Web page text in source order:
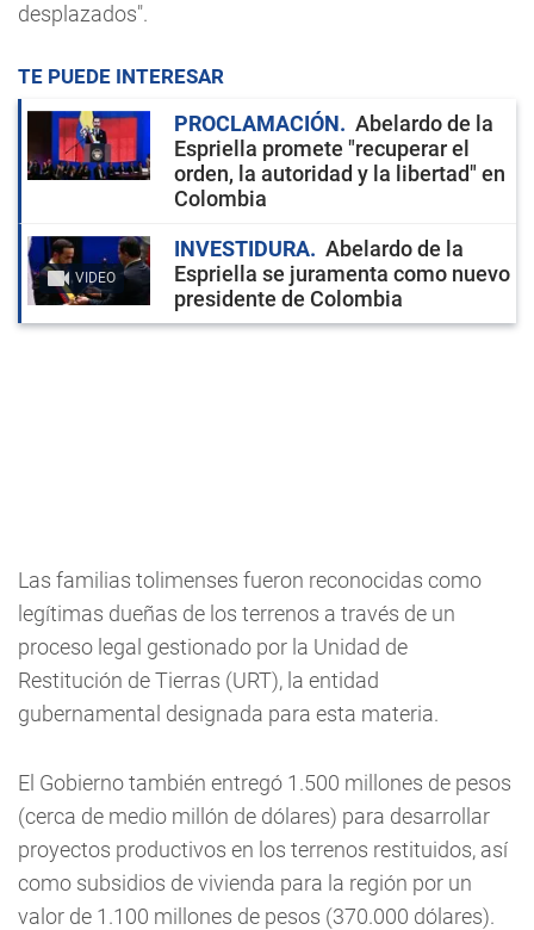
desplazados".
TE PUEDE INTERESAR
PROCLAMACIÓN
Abelardo de la
Espriella promete "recuperar el
orden, la autoridad y la libertad" en
Colombia
VIDEO
INVESTIDURA
Abelardo de la
Espriella se juramenta como nuevo
presidente de Colombia
Las familias tolimenses fueron reconocidas como
legítimas dueñas de los terrenos a través de un
proceso legal gestionado por la Unidad de
Restitución de Tierras (URT), la entidad
gubernamental designada para esta materia.
El Gobierno también entregó 1.500 millones de pesos
(cerca de medio millón de dólares) para desarrollar
proyectos productivos en los terrenos restituidos, así
como subsidios de vivienda para la región por un
valor de 1.100 millones de pesos (370.000 dólares).